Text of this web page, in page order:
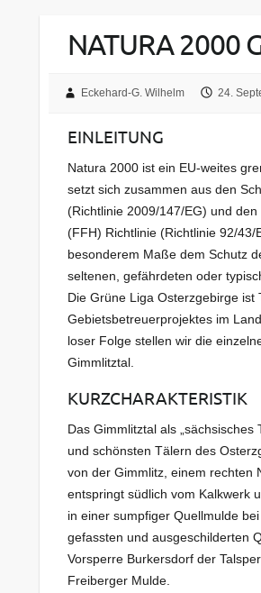
NATURA 2000
Eckehard-G. Wilhelm 24.
EINLEITUNG
Natura 2000 ist ein EU-weites
setzt sich zusammen aus den
(Richtlinie 2009/147/EG) und
(FFH) Richtlinie (Richtlinie 92/
besonderem Maße dem Schutz
seltenen, gefährdeten oder
Die Grüne Liga Osterzgebirge ist
Gebietsbetreuerprojektes im
loser Folge stellen wir die
Gimmlitztal.
KURZCHARAKTERISTIK
Das Gimmlitztal als
und schönsten Tälern des
von der Gimmlitz, einem rechten
entspringt südlich vom Kalkwerk
in einer sumpfiger Quellmulde
gefassten und ausgeschilderten
Vorsperre Burkersdorf der
Freiberger Mulde.